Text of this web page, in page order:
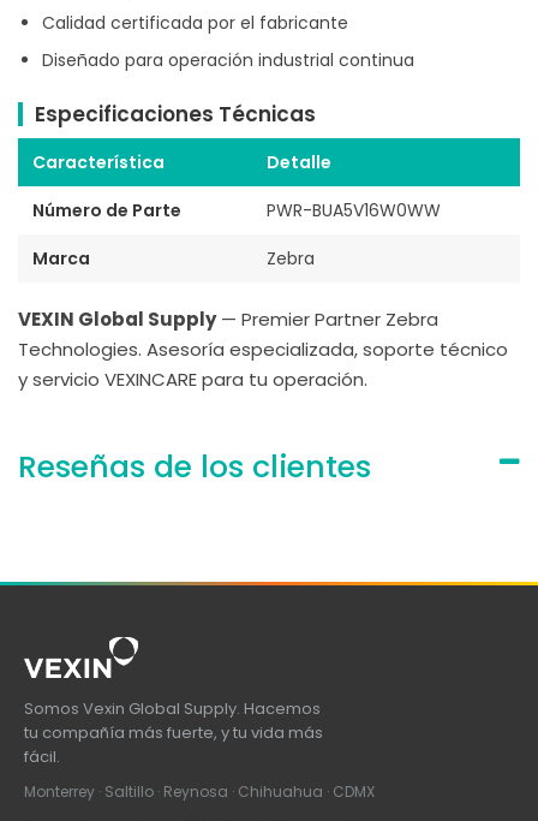
Calidad certificada por el fabricante
Diseñado para operación industrial continua
Especificaciones Técnicas
Característica
Detalle
Número de Parte
PWR-BUA5V16W0WW
Marca
Zebra
VEXIN Global Supply— Premier Partner Zebra
Technologies. Asesoría especializada, soporte técnico
y servicio VEXINCARE para tu operación.
Reseñas de los clientes
Somos Vexin Global Supply. Hacemos
tu compañía más fuerte, y tu vida más
fácil.
Monterrey · Saltillo · Reynosa · Chihuahua · CDMX